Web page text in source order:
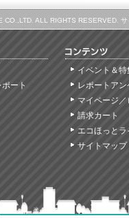
ALL RIGHTS RESERVED.
ート
イベント＆特
レポートア
マイページ
請求カート
エコほっと
サイトマップ